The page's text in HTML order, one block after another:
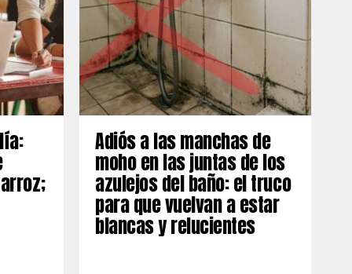
Adiós a las manchas de
moho en las juntas de los
azulejos del baño: el truco
para que vuelvan a estar
blancas y relucientes